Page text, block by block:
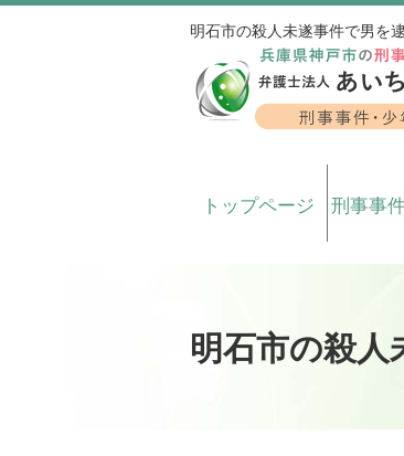
明石市の殺人未遂事件で男
トップページ 刑事事
明石市の殺